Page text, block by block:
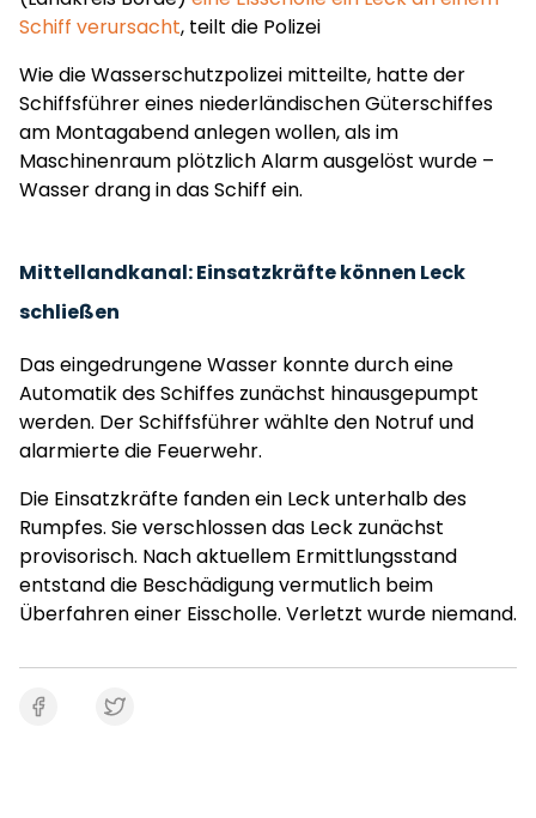
Schiff verursacht, teilt die Polizei
Wie die Wasserschutzpolizei mitteilte, hatte der
Schiffsführer eines niederländischen Güterschiffes
am Montagabend anlegen wollen, als im
Maschinenraum plötzlich Alarm ausgelöst wurde –
Wasser drang in das Schiff ein.
Mittellandkanal: Einsatzkräfte können Leck
schließen
Das eingedrungene Wasser konnte durch eine
Automatik des Schiffes zunächst hinausgepumpt
werden. Der Schiffsführer wählte den Notruf und
alarmierte die Feuerwehr.
Die Einsatzkräfte fanden ein Leck unterhalb des
Rumpfes. Sie verschlossen das Leck zunächst
provisorisch. Nach aktuellem Ermittlungsstand
entstand die Beschädigung vermutlich beim
Überfahren einer Eisscholle. Verletzt wurde niemand.